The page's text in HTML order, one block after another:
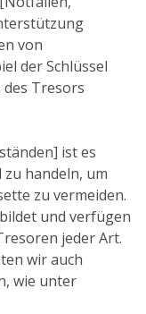
von
der Schlüssel
Tresors
ist es
handeln, um
zu vermeiden.
und verfügen
jeder Art.
wir auch
wie unter